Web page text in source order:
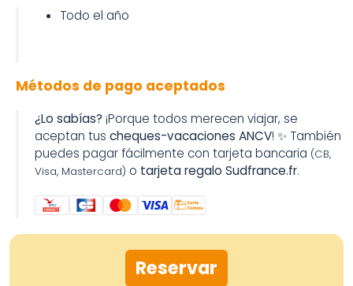
Todo el año
Métodos de pago aceptados
¿Lo sabías? ¡Porque todos merecen viajar, se
aceptan tuscheques-vacaciones ANCV! ✨ También
puedes pagar fácilmente con tarjeta bancaria (CB,
Visa, Mastercard) o tarjeta regalo Sudfrance.fr.
Reservar